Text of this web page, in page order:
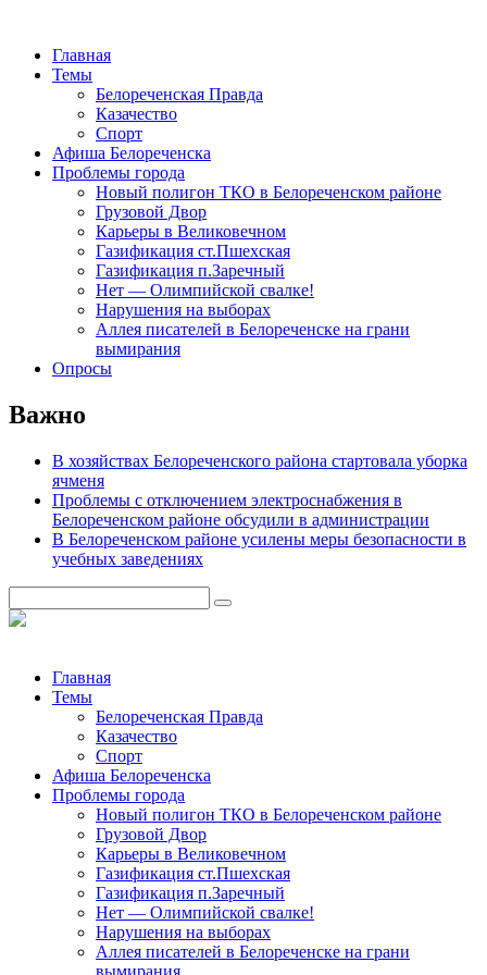
Главная
Темы
Белореченская Правда
Казачество
Спорт
Афиша Белореченска
Проблемы города
Новый полигон ТКО в Белореченском районе
Грузовой Двор
Карьеры в Великовечном
Газификация ст.Пшехская
Газификация п.Заречный
Нет — Олимпийской свалке!
Нарушения на выборах
Аллея писателей в Белореченске на грани
вымирания
Опросы
Важно
В хозяйствах Белореченского района стартовала уборка
ячменя
Проблемы с отключением электроснабжения в
Белореченском районе обсудили в администрации
В Белореченском районе усилены меры безопасности в
учебных заведениях
Главная
Темы
Белореченская Правда
Казачество
Спорт
Афиша Белореченска
Проблемы города
Новый полигон ТКО в Белореченском районе
Грузовой Двор
Карьеры в Великовечном
Газификация ст.Пшехская
Газификация п.Заречный
Нет — Олимпийской свалке!
Нарушения на выборах
Аллея писателей в Белореченске на грани
вымирания